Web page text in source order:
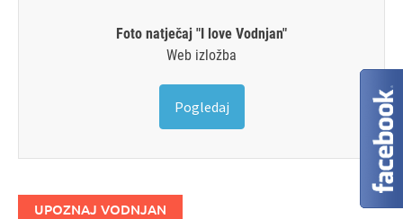
Foto natječaj "I love Vodnjan"
Web izložba
Pogledaj
UPOZNAJ VODNJAN